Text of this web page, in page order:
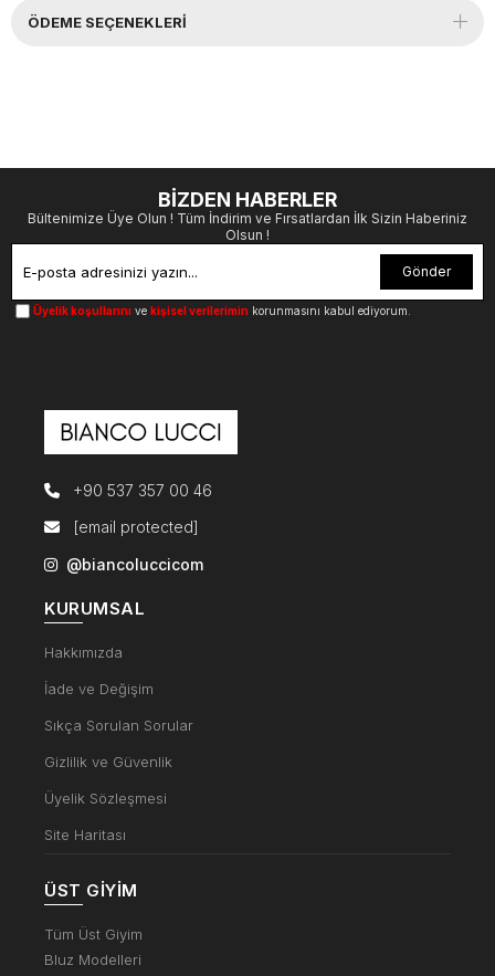
ÖDEME SEÇENEKLERI
BİZDEN HABERLER
Bültenimize Üye Olun ! Tüm İndirim ve Fırsatlardan İlk Sizin Haberiniz
Olsun !
Gönder
Üyelik koşullarını ve kişisel verilerimin korunmasını kabul ediyorum.
+90 537 357 00 46
[email protected]
@biancoluccicom
KURUMSAL
Hakkımızda
İade ve Değişim
Sıkça Sorulan Sorular
Gizlilik ve Güvenlik
Üyelik Sözleşmesi
Site Haritası
ÜST GIYIM
Tüm Üst Giyim
Bluz Modelleri